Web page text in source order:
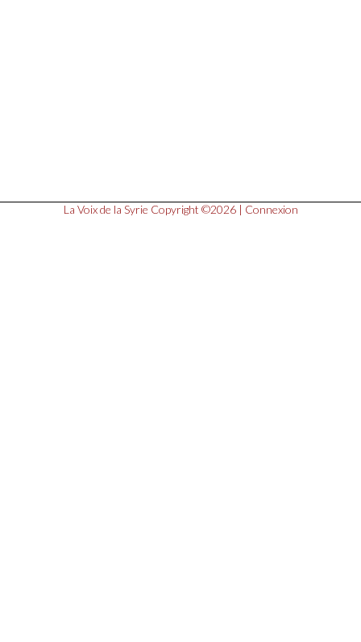
La Voix de la Syrie Copyright ©2026 | Connexion